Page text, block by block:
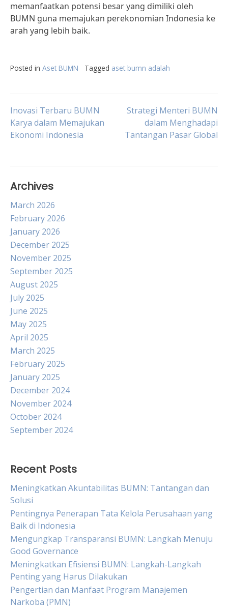
memanfaatkan potensi besar yang dimiliki oleh
BUMN guna memajukan perekonomian Indonesia ke
arah yang lebih baik.
Posted in Aset BUMN Tagged aset bumn adalah
Post
navigation
Inovasi Terbaru BUMN
Karya dalam Memajukan
Ekonomi Indonesia
Strategi Menteri BUMN
dalam Menghadapi
Tantangan Pasar Global
Archives
March 2026
February 2026
January 2026
December 2025
November 2025
September 2025
August 2025
July 2025
June 2025
May 2025
April 2025
March 2025
February 2025
January 2025
December 2024
November 2024
October 2024
September 2024
Recent Posts
Meningkatkan Akuntabilitas BUMN: Tantangan dan
Solusi
Pentingnya Penerapan Tata Kelola Perusahaan yang
Baik di Indonesia
Mengungkap Transparansi BUMN: Langkah Menuju
Good Governance
Meningkatkan Efisiensi BUMN: Langkah-Langkah
Penting yang Harus Dilakukan
Pengertian dan Manfaat Program Manajemen
Narkoba (PMN)